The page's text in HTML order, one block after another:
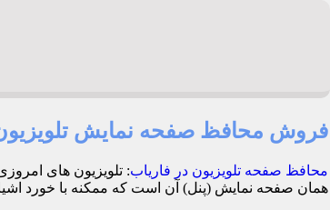
فروش محافظ صفحه نمایش
محافظ صفحه تلویزیون در فاریاب: تلویزیون های
همان صفحه نمایش (پنل) آن است که ممکنه با خورد اشیا و وارد